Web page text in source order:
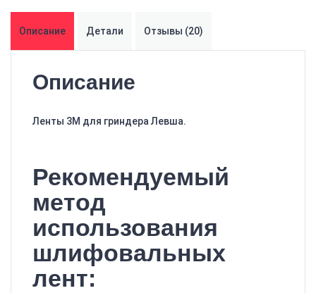
Описание Детали Отзывы (20)
Описание
Ленты 3М для гриндера Левша.
Рекомендуемый
метод
использования
шлифовальных
лент: